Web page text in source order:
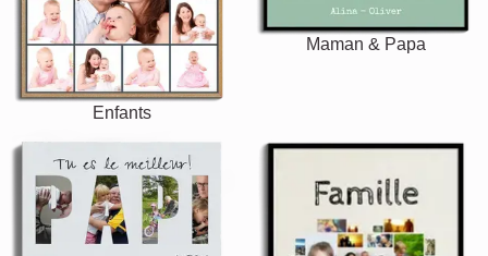
Enfants
Maman & Papa